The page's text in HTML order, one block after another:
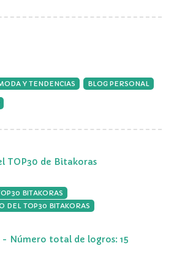
Y TENDENCIAS BLOG PERSONAL
TOP30 de Bitakoras
BITAKORAS
DEL TOP30 BITAKORAS
Número total de logros: 15